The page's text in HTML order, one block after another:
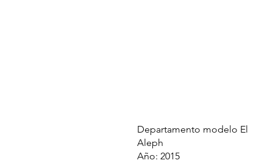
Departamento modelo El
Aleph
Año: 2015